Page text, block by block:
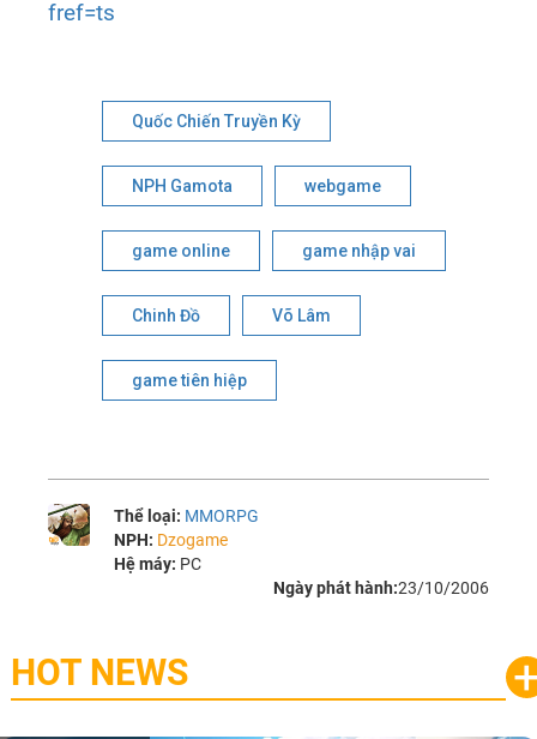
fref=ts
Quốc Chiến Truyền Kỳ
NPH Gamota webgame
game online game nhập vai
Chinh Đồ Võ Lâm
game tiên hiệp
Thể loại: MMORPG
NPH: Dzogame
Hệ máy: PC
Ngày phát hành:23/10/2006
HOT NEWS